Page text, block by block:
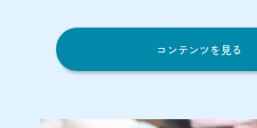
コンテンツを見る